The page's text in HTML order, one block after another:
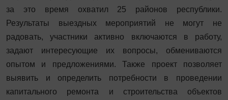
за это время охватил 25 районов республики.
Результаты выездных мероприятий не могут не
радовать, участники активно включаются в работу,
задают интересующие их вопросы, обмениваются
опытом и предложениями. Также проект позволяет
выявить и определить потребности в проведении
капитального ремонта и строительства объектов